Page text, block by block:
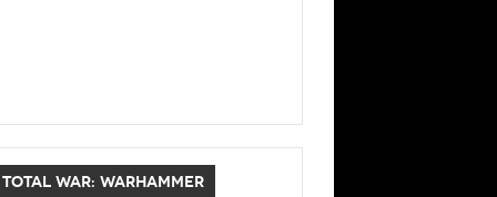
TOTAL WAR: WARHAMMER